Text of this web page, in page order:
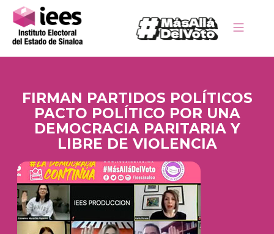
FIRMAN PARTIDOS POLÍTICOS
PACTO POLÍTICO POR UNA
DEMOCRACIA PARITARIA Y
LIBRE DE VIOLENCIA